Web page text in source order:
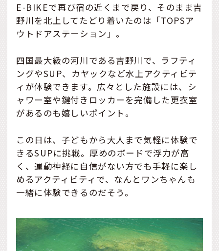
E-BIKEで再び宿の近くまで戻り、そのまま吉
野川を北上してたどり着いたのは「TOPSア
ウトドアステーション」。
四国最大級の河川である吉野川で、ラフティ
ングやSUP、カヤックなど水上アクティビテ
ィが体験できます。広々とした施設には、シ
ャワー室や鍵付きロッカーを完備した更衣室
があるのも嬉しいポイント。
この日は、子どもから大人まで気軽に体験で
きるSUPに挑戦。厚めのボードで浮力が高
く、運動神経に自信がない方でも手軽に楽し
めるアクティビティで、なんとワンちゃんも
一緒に体験できるのだそう。